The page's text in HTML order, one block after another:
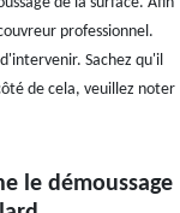
professionnel.
Sachez qu'il
de cela, veuillez noter
le démoussage